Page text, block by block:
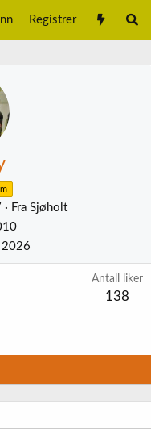
Registrer
· Fra Sjøholt
Antall liker
138